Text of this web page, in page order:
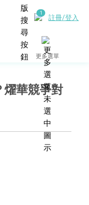
註冊/登入
更多選單
燿華競爭對